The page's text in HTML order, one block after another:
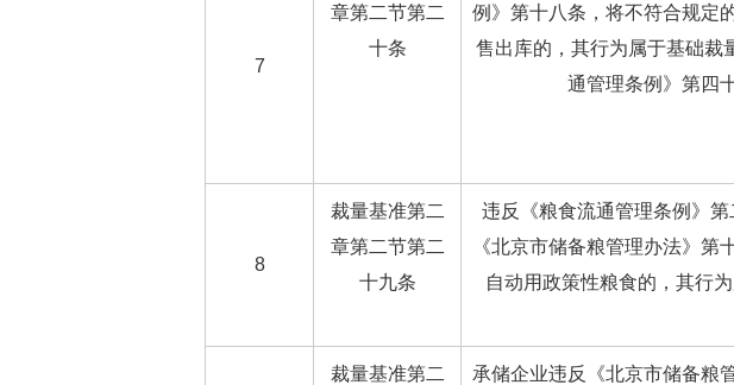
7
章第二节第二
十条
例》第十八条，将不符合规定
售出库的，其行为属于基础裁
通管理条例》第四
8
裁量基准第二
章第二节第二
十九条
违反《粮食流通管理条例》第
《北京市储备粮管理办法》第
自动用政策性粮食的，其行
裁量基准第二
承储企业违反《北京市储备粮